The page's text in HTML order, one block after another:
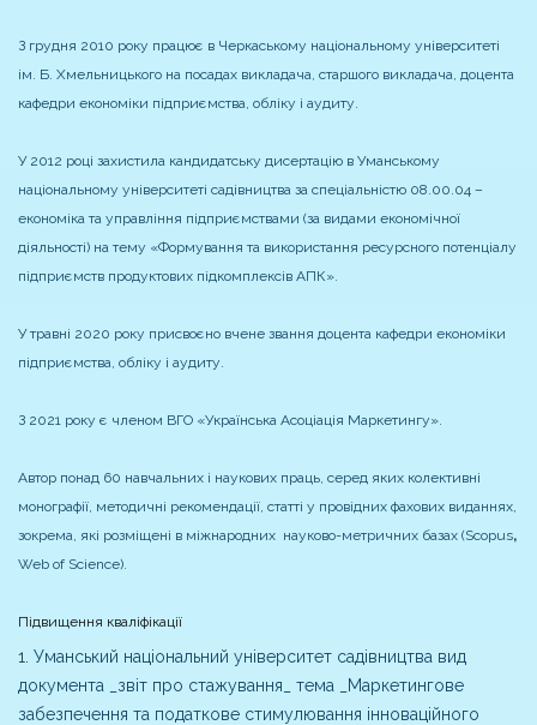
З грудня 2010 року працює в Черкаському національному університеті
ім. Б. Хмельницького на посадах викладача, старшого викладача, доцента
кафедри економіки підприємства, обліку і аудиту.
У 2012 році захистила кандидатську дисертацію в Уманському
національному університеті садівництва за спеціальністю 08.00.04 –
економіка та управління підприємствами (за видами економічної
діяльності) на тему «Формування та використання ресурсного потенціалу
підприємств продуктових підкомплексів АПК».
У травні 2020 року присвоєно вчене звання доцента кафедри економіки
підприємства, обліку і аудиту.
З 2021 року є членом ВГО «Українська Асоціація Маркетингу».
Автор понад 60 навчальних і наукових праць, серед яких колективні
монографії, методичні рекомендації, статті у провідних фахових виданнях,
зокрема, які розміщені в міжнародних науково-метричних базах (Scopus,
Web of Science).
Підвищення кваліфікації
1. Уманський національний університет садівництва вид
документа _звіт про стажування_ тема _Маркетингове
забезпечення та податкове стимулювання інноваційного